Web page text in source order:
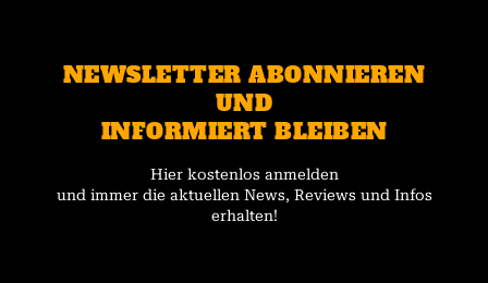
NEWSLETTER ABONNIEREN
UND
INFORMIERT BLEIBEN
Hier kostenlos anmelden
und immer die aktuellen News, Reviews und Infos
erhalten!